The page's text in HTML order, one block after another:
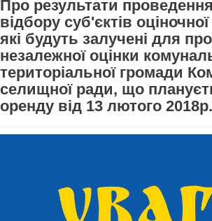
Про результати
відбору суб'єктів
які будуть залучені для
незалежної оцінки
територіальної громади
селищної ради, що
оренду від 13 лютого 2018р.